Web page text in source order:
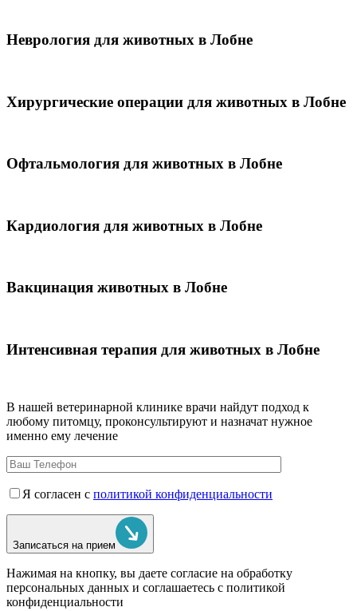
Неврология для животных в Лобне
Хирургические операции для животных в Лобне
Офтальмология для животных в Лобне
Кардиология для животных в Лобне
Вакцинация животных в Лобне
Интенсивная терапия для животных в Лобне
В нашей ветеринарной клинике врачи найдут подход к
любому питомцу, проконсультируют и назначат нужное
именно ему лечение
Я согласен с политикой конфиденциальности
Записаться на прием
Нажимая на кнопку, вы даете согласие на обработку
персональных данных и соглашаетесь c политикой
конфиденциальности